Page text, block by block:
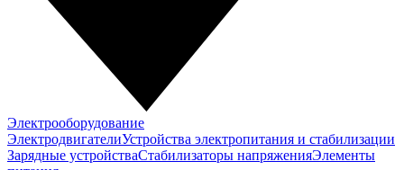
Электрооборудование
ЭлектродвигателиУстройства электропитания и стабилизации
Зарядные устройстваСтабилизаторы напряженияЭлементы